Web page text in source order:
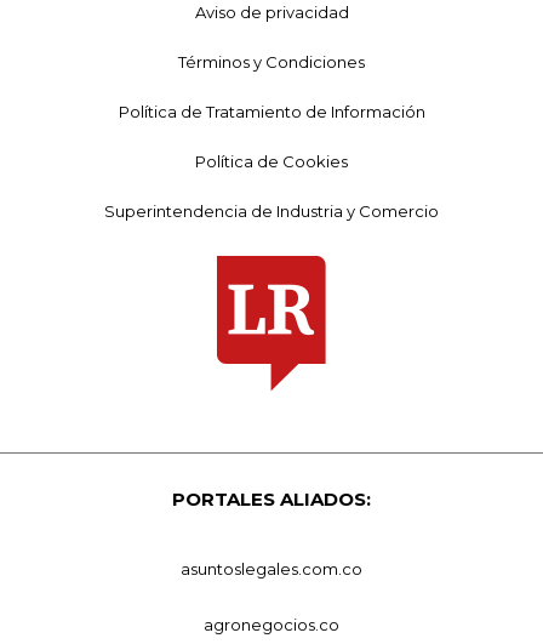
Aviso de privacidad
Términos y Condiciones
Política de Tratamiento de Información
Política de Cookies
Superintendencia de Industria y Comercio
PORTALES ALIADOS:
asuntoslegales.com.co
agronegocios.co